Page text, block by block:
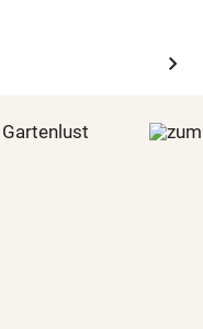
chevron_right